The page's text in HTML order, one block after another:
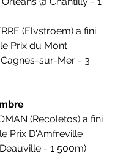
(Elvstroem) a fini
Prix du Mont
sur-Mer - 3
(Recoletos) a fini
Prix D'Amfreville
- 1 500m)